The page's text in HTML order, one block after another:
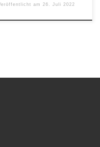
am26. Juli 2022